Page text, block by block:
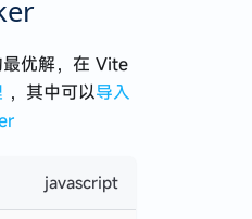
优解，在 Vite
，其中可以导入
javascript